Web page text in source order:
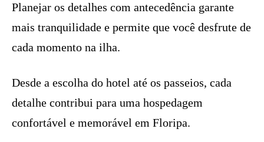
Planejar os detalhes com antecedência garante
mais tranquilidade e permite que você desfrute de
cada momento na ilha.
Desde a escolha do hotel até os passeios, cada
detalhe contribui para uma hospedagem
confortável e memorável em Floripa.